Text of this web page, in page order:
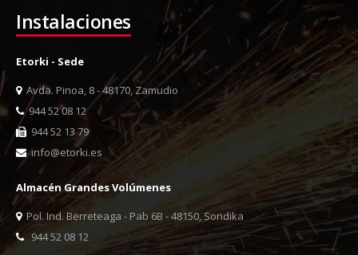
Instalaciones
Etorki - Sede
Avda. Pinoa, 8 - 48170, Zamudio
944 52 08 12
944 52 13 79
info@etorki.es
Almacén Grandes Volúmenes
Pol. Ind. Berreteaga - Pab 6B - 48150, Sondika
944 52 08 12